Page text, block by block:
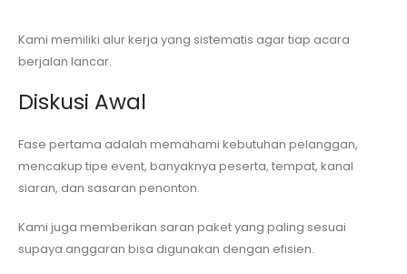
Kami memiliki alur kerja yang sistematis agar tiap acara
berjalan lancar.
Diskusi Awal
Fase pertama adalah memahami kebutuhan pelanggan,
mencakup tipe event, banyaknya peserta, tempat, kanal
siaran, dan sasaran penonton.
Kami juga memberikan saran paket yang paling sesuai
supaya anggaran bisa digunakan dengan efisien.